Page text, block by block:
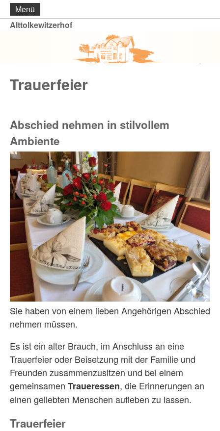
Menü
Alttolkewitzerhof
Trauerfeier
Abschied nehmen in stilvollem
Ambiente
Sie haben von einem lieben Angehörigen Abschied
nehmen müssen.
Es ist ein alter Brauch, im Anschluss an eine
Trauerfeier oder Beisetzung mit der Familie und
Freunden zusammenzusitzen und bei einem
gemeinsamen Traueressen, die Erinnerungen an
einen geliebten Menschen aufleben zu lassen.
Trauerfeier